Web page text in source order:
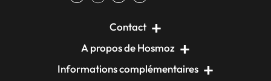
Contact
A propos de Hosmoz
Informations complémentaires